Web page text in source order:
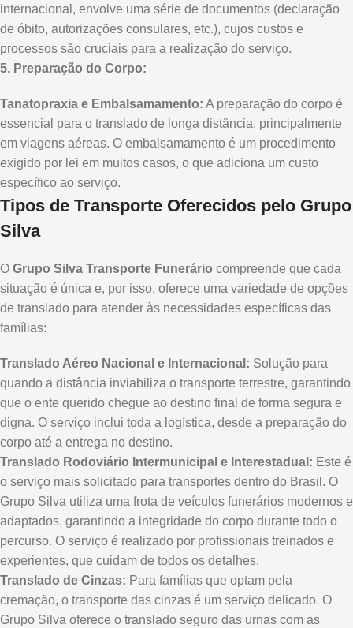
internacional, envolve uma série de documentos (declaração
de óbito, autorizações consulares, etc.), cujos custos e
processos são cruciais para a realização do serviço.
5. Preparação do Corpo:
Tanatopraxia e Embalsamamento: A preparação do corpo é
essencial para o translado de longa distância, principalmente
em viagens aéreas. O embalsamamento é um procedimento
exigido por lei em muitos casos, o que adiciona um custo
específico ao serviço.
Tipos de Transporte Oferecidos pelo Grupo
Silva
O Grupo Silva Transporte Funerário compreende que cada
situação é única e, por isso, oferece uma variedade de opções
de translado para atender às necessidades específicas das
famílias:
Translado Aéreo Nacional e Internacional: Solução para
quando a distância inviabiliza o transporte terrestre, garantindo
que o ente querido chegue ao destino final de forma segura e
digna. O serviço inclui toda a logística, desde a preparação do
corpo até a entrega no destino.
Translado Rodoviário Intermunicipal e Interestadual: Este é
o serviço mais solicitado para transportes dentro do Brasil. O
Grupo Silva utiliza uma frota de veículos funerários modernos e
adaptados, garantindo a integridade do corpo durante todo o
percurso. O serviço é realizado por profissionais treinados e
experientes, que cuidam de todos os detalhes.
Translado de Cinzas: Para famílias que optam pela
cremação, o transporte das cinzas é um serviço delicado. O
Grupo Silva oferece o translado seguro das urnas com as